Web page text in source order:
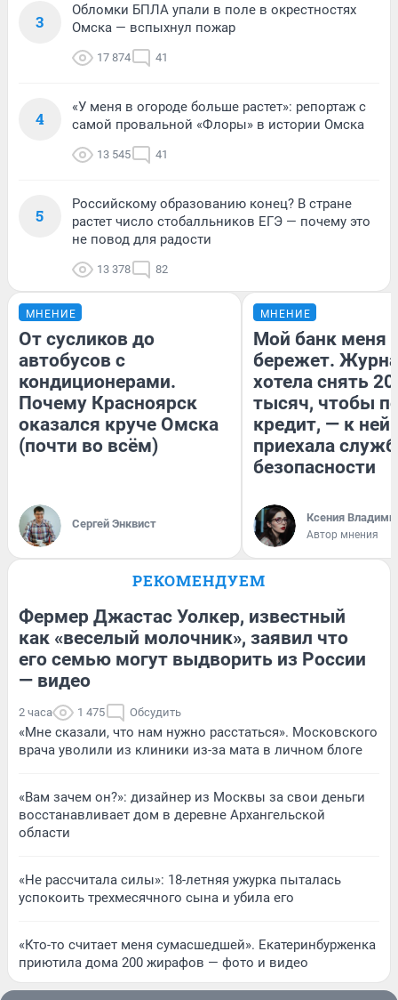
3
Обломки БПЛА упали в поле в окрестностях
Омска — вспыхнул пожар
17 874 41
4
«У меня в огороде больше растет»: репортаж с
самой провальной «Флоры» в истории Омска
13 545 41
5
Российскому образованию конец? В стране
растет число стобалльников ЕГЭ — почему это
не повод для радости
13 378 82
МНЕНИЕ
От сусликов до
автобусов с
кондиционерами.
Почему Красноярск
оказался круче Омска
(почти во всём)
Сергей Энквист
МНЕНИЕ
Мой банк меня
бережет.
хотела снять
тысяч, чтобы
кредит, — к
приехала
безопасности
Ксения
Автор мнения
РЕКОМЕНДУЕМ
Фермер Джастас Уолкер, известный
как «веселый молочник», заявил что
его семью могут выдворить из России
— видео
2 часа 1 475 Обсудить
«Мне сказали, что нам нужно расстаться». Московского
врача уволили из клиники из-за мата в личном блоге
«Вам зачем он?»: дизайнер из Москвы за свои деньги
восстанавливает дом в деревне Архангельской
области
«Не рассчитала силы»: 18-летняя ужурка пыталась
успокоить трехмесячного сына и убила его
«Кто-то считает меня сумасшедшей». Екатеринбурженка
приютила дома 200 жирафов — фото и видео